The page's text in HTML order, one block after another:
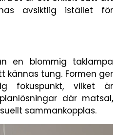
avsiktlig istället för
en blommig taklampa
kännas tung. Formen ger
fokuspunkt, vilket är
där matsal,
sammankopplas.